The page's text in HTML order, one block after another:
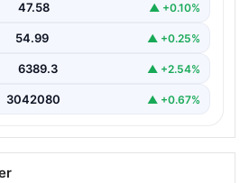
47.58 ▲ +0.10%
54.99 ▲ +0.25%
6389.3 ▲ +2.54%
3042080 ▲ +0.67%